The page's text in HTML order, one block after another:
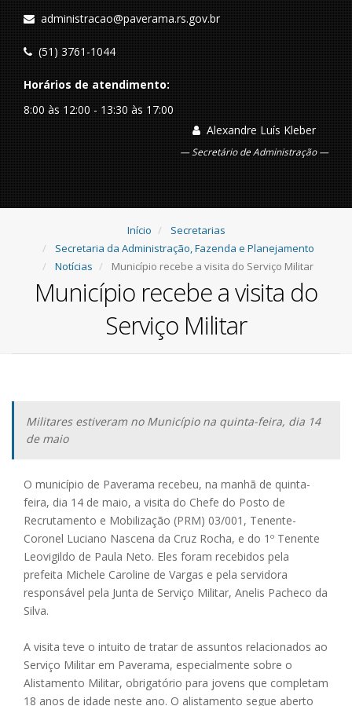
administracao@paverama.rs.gov.br
(51) 3761-1044
Horários de atendimento:
8:00 às 12:00 - 13:30 às 17:00
Alexandre Luís Kleber
Secretário de Administração
Início
Secretarias
Secretaria da Administração, Fazenda e Planejamento
Notícias
Município recebe a visita do Serviço Militar
Município recebe a visita do
Serviço Militar
Militares estiveram no Município na quinta-feira, dia 14
de maio
O município de Paverama recebeu, na manhã de quinta-
feira, dia 14 de maio, a visita do Chefe do Posto de
Recrutamento e Mobilização (PRM) 03/001, Tenente-
Coronel Luciano Nascena da Cruz Rocha, e do 1º Tenente
Leovigildo de Paula Neto. Eles foram recebidos pela
prefeita Michele Caroline de Vargas e pela servidora
responsável pela Junta de Serviço Militar, Anelis Pacheco da
Silva.
A visita teve o intuito de tratar de assuntos relacionados ao
Serviço Militar em Paverama, especialmente sobre o
Alistamento Militar, obrigatório para jovens que completam
18 anos de idade neste ano. O alistamento segue aberto